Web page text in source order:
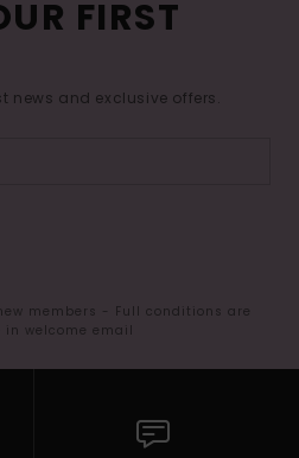
FIRST
news and exclusive offers.
members - Full conditions are
welcome email